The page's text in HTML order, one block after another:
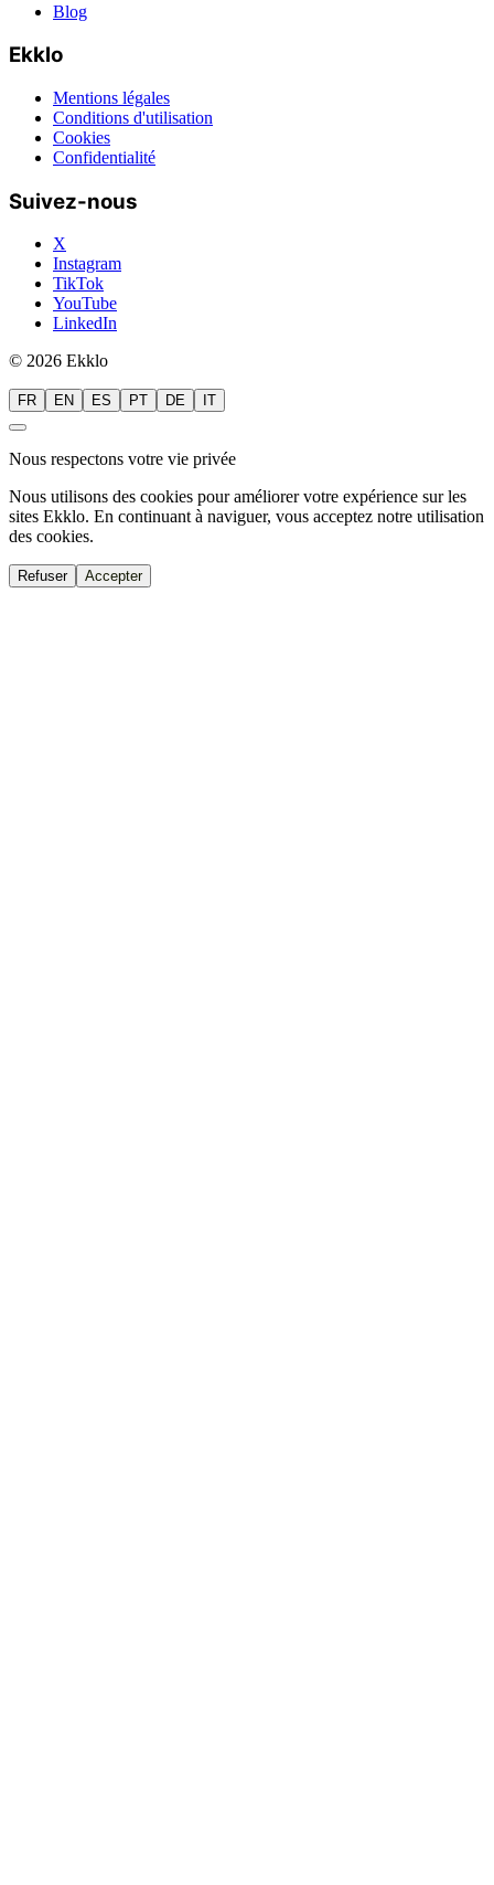
Blog
Ekklo
Mentions légales
Conditions d'utilisation
Cookies
Confidentialité
Suivez-nous
X
Instagram
TikTok
YouTube
LinkedIn
© 2026 Ekklo
FR EN ES PT DE IT
Nous respectons votre vie privée
Nous utilisons des cookies pour améliorer votre expérience sur les
sites Ekklo. En continuant à naviguer, vous acceptez notre utilisation
des cookies.
Refuser Accepter